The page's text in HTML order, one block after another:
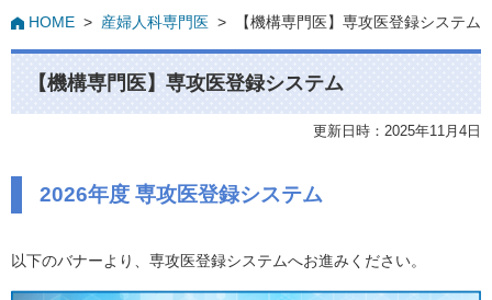
HOME > 産婦人科専門医 > 【機構専門医】専攻医登録システム
【機構専門医】専攻医登録システム
更新日時：2025年11月4日
2026年度 専攻医登録システム
以下のバナーより、専攻医登録システムへお進みください。